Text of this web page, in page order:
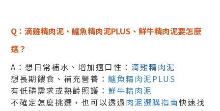
Q：滴雞精肉泥、鱸魚精肉泥PLUS、鮮牛精肉泥要怎麼
選？
A：想日常補水、增加適口性： 滴雞精肉泥
想長期餵食、補充營養： 鱸魚精肉泥PLUS
有低磷需求或熟齡照護： 鮮牛精肉泥
不確定怎麼挑選，也可以透過肉泥選購指南快速找